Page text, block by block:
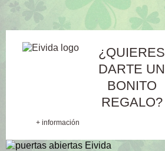
¿QUIERES
DARTE UN
BONITO
REGALO?
+ información